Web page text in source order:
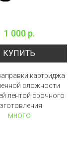
1 000 р.
КУПИТЬ
картриджа
сложности
лентой срочного
много